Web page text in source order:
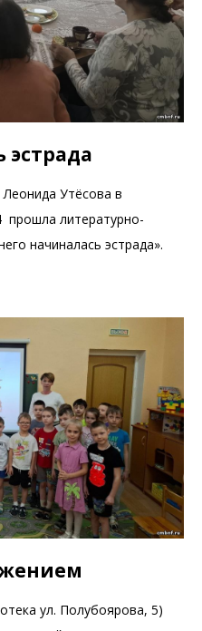
эстрада
Утёсова в
прошла литературно-
начиналась эстрада».
ул. Полубоярова, 5)